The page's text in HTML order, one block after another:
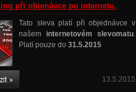
při objenávce po internetu.
Tato sleva platí při objednávce v
našem internetovém slevomatu.
Platí pouze do 31.5.2015
13.5.2015